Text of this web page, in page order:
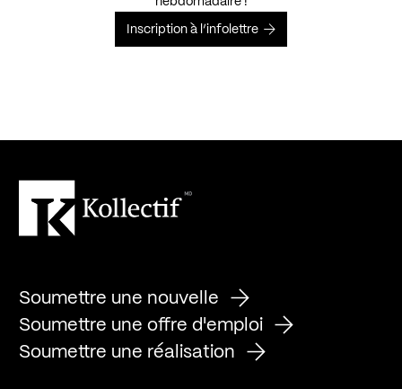
Inscription à l’infolettre
Soumettre une nouvelle
Soumettre une offre d'emploi
Soumettre une réalisation